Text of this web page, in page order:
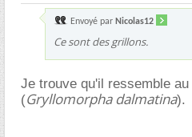
Envoyé par Nicolas12
Ce sont des grillons.
Je trouve qu'il ressemble au
(Gryllomorpha dalmatina).